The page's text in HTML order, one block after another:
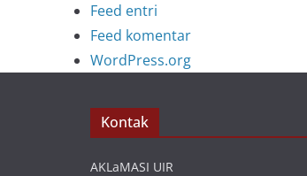
Feed entri
Feed komentar
WordPress.org
Kontak
AKLaMASI UIR